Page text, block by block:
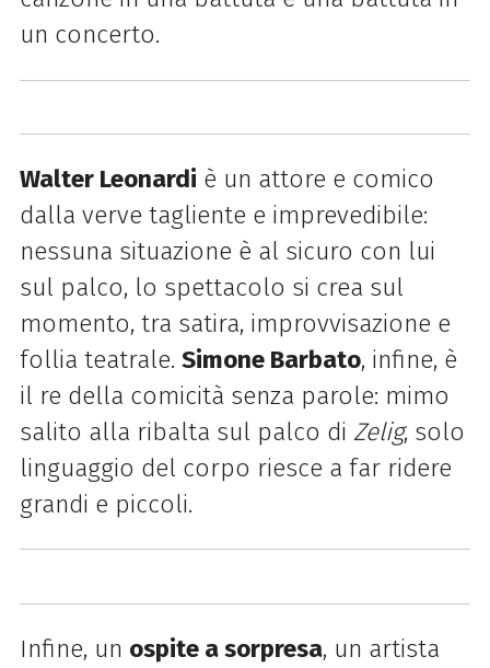
un concerto.
Walter Leonardi è un attore e comico
dalla verve tagliente e imprevedibile:
nessuna situazione è al sicuro con lui
sul palco, lo spettacolo si crea sul
momento, tra satira, improvvisazione e
follia teatrale. Simone Barbato, infine, è
il re della comicità senza parole: mimo
salito alla ribalta sul palco di Zelig, solo
linguaggio del corpo riesce a far ridere
grandi e piccoli.
Infine, un ospite a sorpresa, un artista